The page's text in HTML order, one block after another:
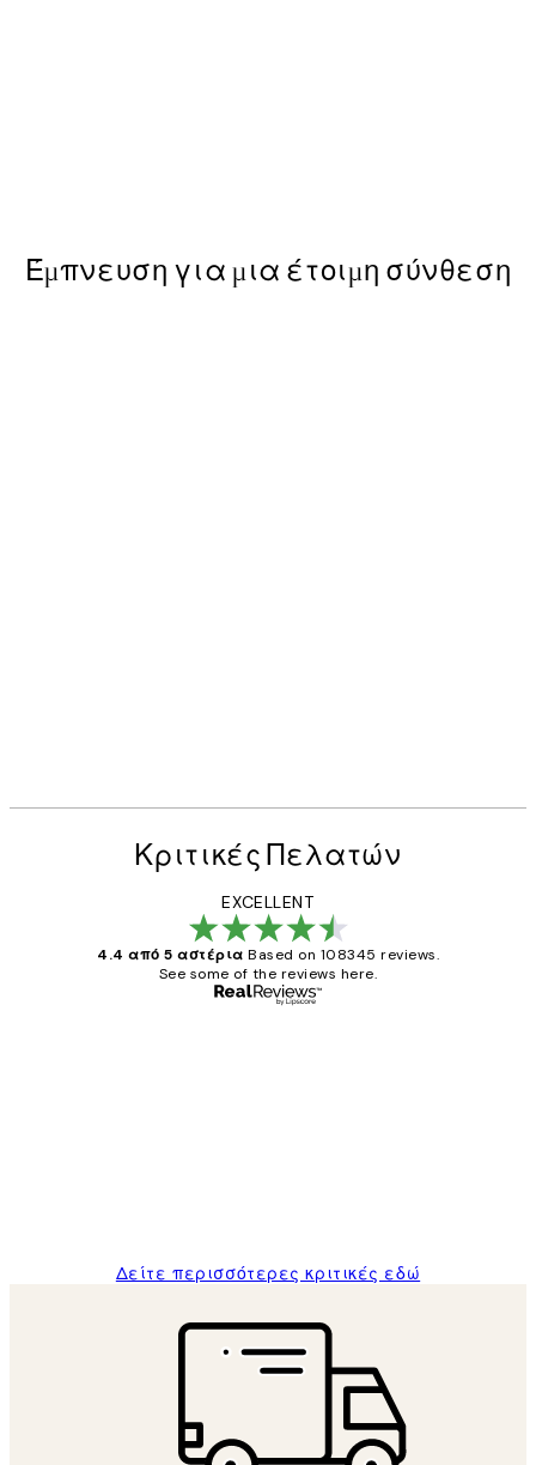
Έμπνευση για μια έτοιμη σύνθεση
Κριτικές Πελατών
EXCELLENT
4.4 από 5 αστέρια Based on 108345 reviews.
See some of the reviews here.
Δείτε περισσότερες κριτικές εδώ